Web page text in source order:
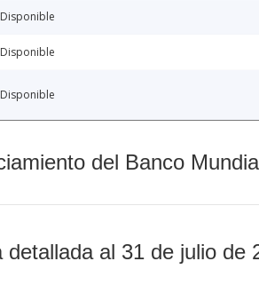
del Banco
al 31 de julio de